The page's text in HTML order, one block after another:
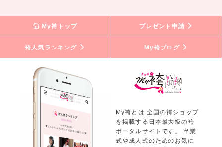
My袴トップ プレゼント申請
袴人気ランキング My袴ブログ
My袴とは 全国の袴ショップ
を掲載する日本最大級の袴
ポータルサイトです。 卒業
式や成人式のためのお気に